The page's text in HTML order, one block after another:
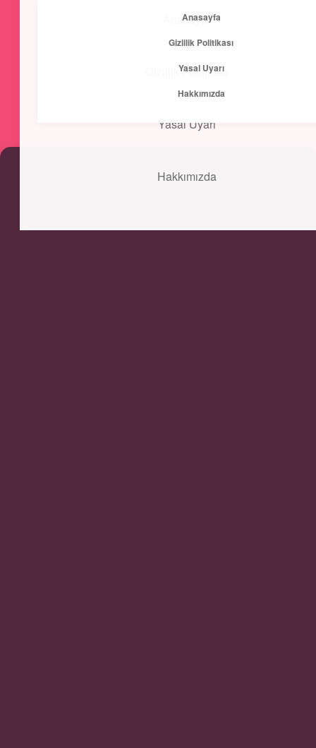
Anasayfa
Gizlilik Politikası
Yasal Uyarı
Hakkımızda
Kısa ve Öz
Anasayfa
Gizlilik Politikası
Yasal Uyarı
Hakkımızda